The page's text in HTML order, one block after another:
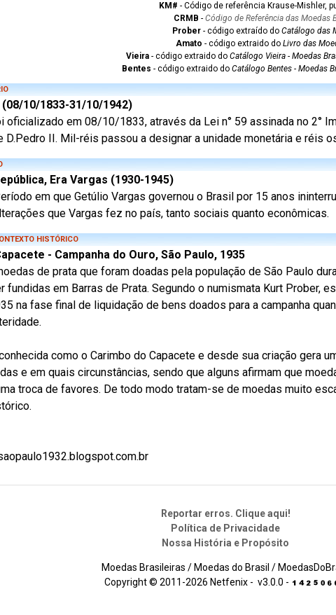
KM# - Código de referência Krause-Mishler,
CRMB - Código de Referência das Moedas
Prober - código extraído do Catálogo das
Amato - código extraido do Livro das
Vieira - código extraido do Catálogo Vieira - Moedas
Bentes - código extraido do Catálogo Bentes - Moedas
(08/10/1833-31/10/1942)
oficializado em 08/10/1833, através da Lei n° 59 assinada no 2°
D.Pedro II. Mil-réis passou a designar a unidade monetária e réis
Era Vargas (1930-1945)
em que Getúlio Vargas governou o Brasil por 15 anos
que Vargas fez no país, tanto sociais quanto econômicas.
HISTÓRICO
- Campanha do Ouro, São Paulo, 1935
de prata que foram doadas pela população de São Paulo
fundidas em Barras de Prata. Segundo o numismata Kurt Prober,
na fase final de liquidação de bens doados para a campanha
como o Carimbo do Capacete e desde sua criação gera
e em quais circunstâncias, sendo que alguns afirmam que
troca de favores. De todo modo tratam-se de moedas muito
Reportar erros. Clique aqui!
Política de Privacidade
Nossa História e Propósito
Moedas Brasileiras / Moedas do Brasil /
Copyright © 2011-2026 Netfenix - v3.0.0 -